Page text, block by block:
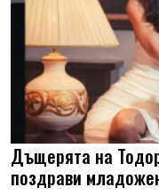
Дъщерята на
поздрави